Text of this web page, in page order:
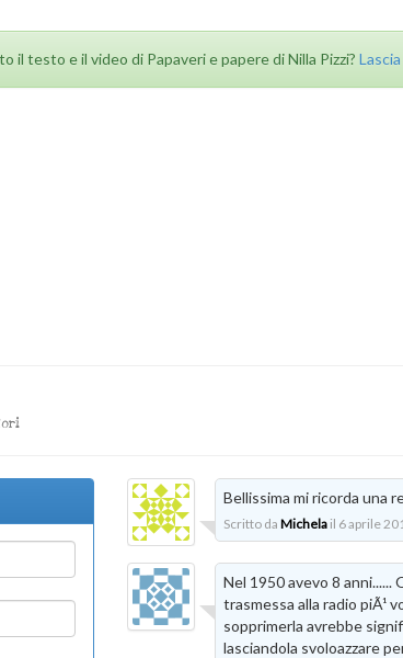
il testo e il video di Papaveri e papere di Nilla Pizzi?
Bellissima mi ricorda una
Scritto da Michelail 6 aprile
Nel 1950 avevo 8
trasmessa alla radio piÃ¹
sopprimerla avrebbe
lasciandola svoloazzare